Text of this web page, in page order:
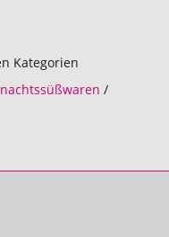
Kategorien
/